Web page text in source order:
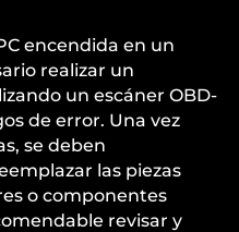
encendida en un
realizar un
un escáner OBD-
de error. Una vez
se deben
las piezas
o componentes
revisar y